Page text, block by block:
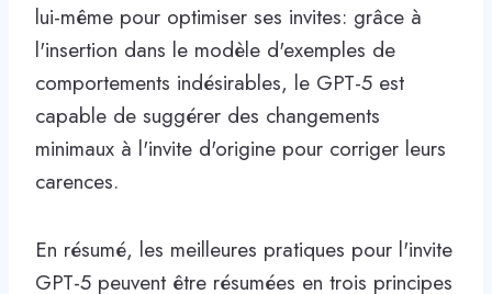
lui-même pour optimiser ses invites: grâce à
l'insertion dans le modèle d'exemples de
comportements indésirables, le GPT-5 est
capable de suggérer des changements
minimaux à l'invite d'origine pour corriger leurs
carences.
En résumé, les meilleures pratiques pour l'invite
GPT-5 peuvent être résumées en trois principes